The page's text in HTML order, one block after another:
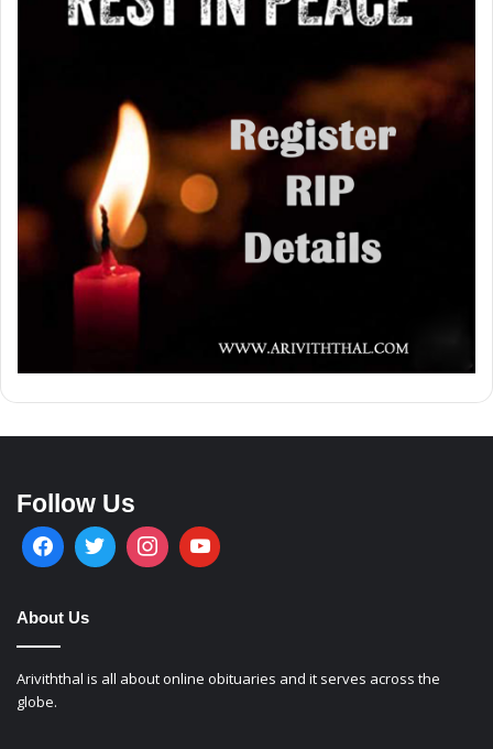
Follow Us
About Us
Ariviththal is all about online obituaries and it serves across the
globe.